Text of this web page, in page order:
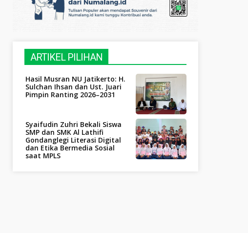
ARTIKEL PILIHAN
Hasil Musran NU Jatikerto: H.
Sulchan Ihsan dan Ust. Juari
Pimpin Ranting 2026–2031
Syaifudin Zuhri Bekali Siswa
SMP dan SMK Al Lathifi
Gondanglegi Literasi Digital
dan Etika Bermedia Sosial
saat MPLS